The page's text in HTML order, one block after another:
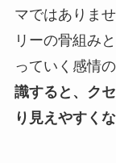
マではありま
リーの骨組み
っていく感情
識すると、ク
り見えやすくな